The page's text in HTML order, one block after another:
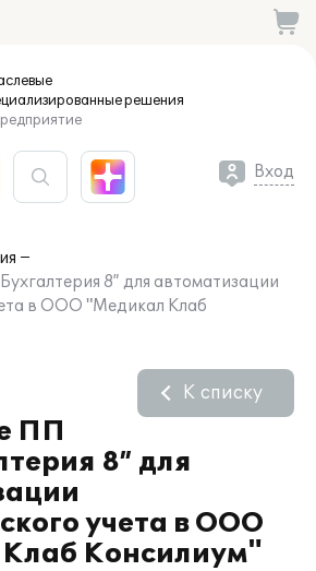
решения
Вход
8” для автоматизации
в ООО "Медикал Клаб
ПП
8” для
учета в ООО
Консилиум"
К списку